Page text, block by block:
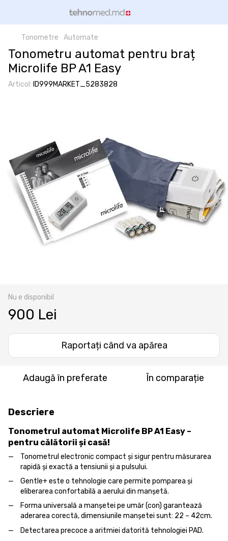
Tonometre Automate
Tonometru automat pentru braț
Microlife BP A1 Easy
Articol: ID999MARKET_5283828
Nu e disponibil
900 Lei
Raportați când va apărea
Adaugă în preferate În comparație
Descriere
Tonometrul automat Microlife BP A1 Easy –
pentru călătorii şi casă!
Tonometrul electronic compact şi sigur pentru măsurarea
rapidă şi exactă a tensiunii şi a pulsului.
Gentle+ este o tehnologie care permite pomparea şi
eliberarea confortabilă a aerului din manşetă.
Forma universală a manşetei pe umăr (con) garantează
aderarea corectă, dimensiunile manşetei sunt: 22 – 42cm.
Detectarea precoce a aritmiei datorită tehnologiei PAD.